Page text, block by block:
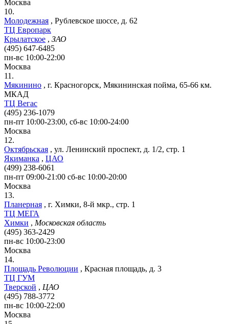
Москва
10.
Молодежная , Рублевское шоссе, д. 62
ТЦ Европарк
Крылатское , ЗАО
(495) 647-6485
пн-вс 10:00-22:00
Москва
11.
Мякинино , г. Красногорск, Мякининская пойма, 65-66 км.
МКАД
ТЦ Вегас
(495) 236-1079
пн-пт 10:00-23:00, сб-вс 10:00-24:00
Москва
12.
Октябрьская , ул. Ленинский проспект, д. 1/2, стр. 1
Якиманка , ЦАО
(499) 238-6061
пн-пт 09:00-21:00 сб-вс 10:00-20:00
Москва
13.
Планерная , г. Химки, 8-й мкр., стр. 1
ТЦ МЕГА
Химки , Московская область
(495) 363-2429
пн-вс 10:00-23:00
Москва
14.
Площадь Революции , Красная площадь, д. 3
ТЦ ГУМ
Тверской , ЦАО
(495) 788-3772
пн-вс 10:00-22:00
Москва